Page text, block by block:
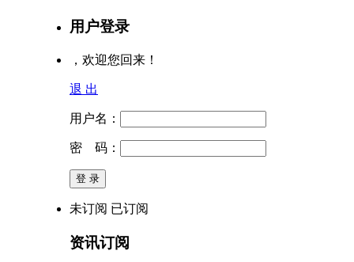
用户登录
，欢迎您回来！
退 出
用户名：
密 码：
未订阅 已订阅
资讯订阅